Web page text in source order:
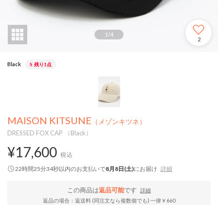
1/4
2
Black S 残り1点
MAISON KITSUNE （メゾンキツネ）
DRESSED FOX CAP （Black）
¥17,600 税込
22時間25分34秒以内のお支払いで8月8日(土)にお届け 詳細
この商品は返品可能です
詳細
返品の場合：返送料 (同注文なら複数個でも) 一律￥660